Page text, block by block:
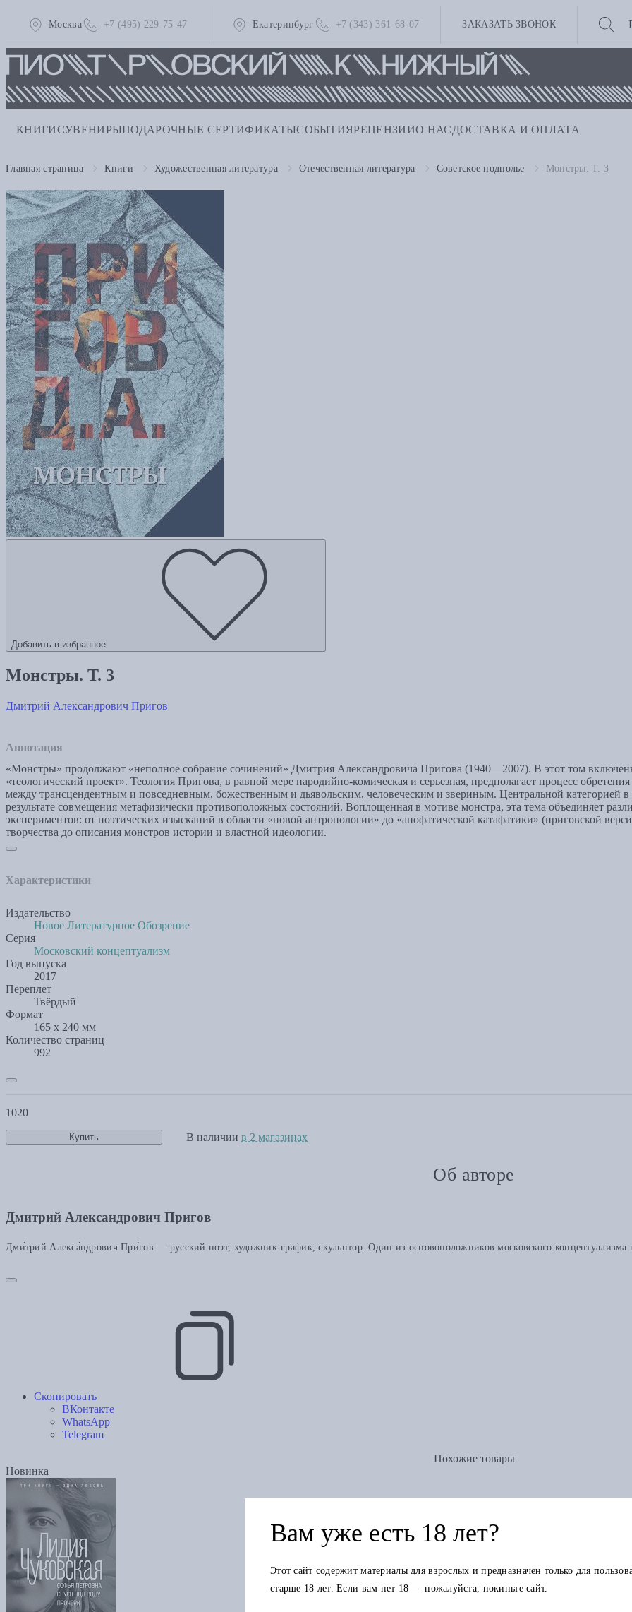
Москва +7 (495) 229-75-47 Екатеринбург +7 (343) 361-68-07 ЗАКАЗАТЬ ЗВОНОК
КНИГИСУВЕНИРЫПОДАРОЧНЫЕ СЕРТИФИКАТЫСОБЫТИЯРЕЦЕНЗИИО НАС ДОСТАВКА И ОПЛАТА
Главная страница Книги Художественная литература Отечественная литература Советское подполье Монстры. Т. 3
Добавить в избранное
Монстры. Т. 3
Дмитрий Александрович Пригов
Аннотация
«Монстры» продолжают «неполное собрание сочинений» Дмитрия Александровича Пригова (1940—2007). В этот том
«теологический проект». Теология Пригова, в равной мере пародийно-комическая и серьезная, предполагает процесс
между трансцендентным и повседневным, божественным и дьявольским, человеческим и звериным. Центральной категорией в
результате совмещения метафизически противоположных состояний. Воплощенная в мотиве монстра, эта тема объединяет
экспериментов: от поэтических изысканий в области «новой антропологии» до «апофатической катафатики» (приговской
творчества до описания монстров истории и властной идеологии.
Характеристики
Издательство
Новое Литературное Обозрение
Серия
Московский концептуализм
Год выпуска
2017
Переплет
Твёрдый
Формат
165 x 240 мм
Количество страниц
992
1020
Купить В наличии в 2 магазинах
Об авторе
Дмитрий Александрович Пригов
Дми́трий Алекса́ндрович При́гов — русский поэт, художник-график, скульптор. Один из основоположников московского концептуализма
Скопировать
ВКонтакте
WhatsApp
Telegram
Похожие товары
Новинка
Вам уже есть 18 лет?
Этот сайт содержит материалы для взрослых и предназначен только для
старше 18 лет. Если вам нет 18 — пожалуйста, покиньте сайт.